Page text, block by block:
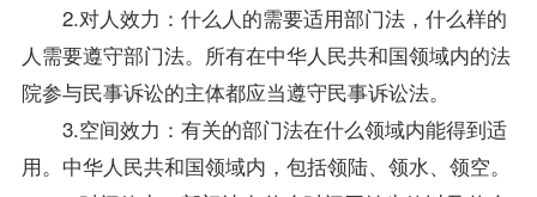
2.对人效力：什么人的需要适用部门法，什么样的
人需要遵守部门法。所有在中华人民共和国领域内的法
院参与民事诉讼的主体都应当遵守民事诉讼法。
3.空间效力：有关的部门法在什么领域内能得到适
用。中华人民共和国领域内，包括领陆、领水、领空。